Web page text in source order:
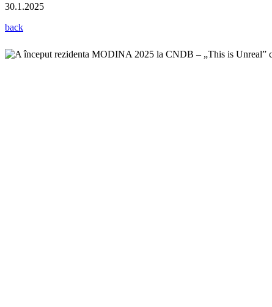
30.1.2025
back